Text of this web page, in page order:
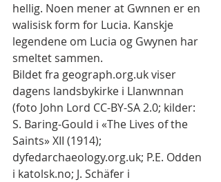
hellig. Noen mener at Gwnnen er en
walisisk form for Lucia. Kanskje
legendene om Lucia og Gwynen har
smeltet sammen.
Bildet fra geograph.org.uk viser
dagens landsbykirke i Llanwnnan
(foto John Lord CC-BY-SA 2.0; kilder:
S. Baring-Gould i «The Lives of the
Saints» XII (1914);
dyfedarchaeology.org.uk; P.E. Odden
i katolsk.no; J. Schäfer i